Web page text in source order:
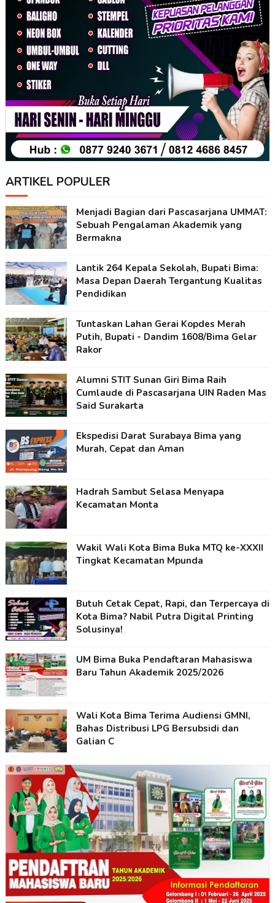
ARTIKEL POPULER
Menjadi Bagian dari Pascasarjana UMMAT:
Sebuah Pengalaman Akademik yang
Bermakna
Lantik 264 Kepala Sekolah, Bupati Bima:
Masa Depan Daerah Tergantung Kualitas
Pendidikan
Tuntaskan Lahan Gerai Kopdes Merah
Putih, Bupati - Dandim 1608/Bima Gelar
Rakor
Alumni STIT Sunan Giri Bima Raih
Cumlaude di Pascasarjana UIN Raden Mas
Said Surakarta
Ekspedisi Darat Surabaya Bima yang
Murah, Cepat dan Aman
Hadrah Sambut Selasa Menyapa
Kecamatan Monta
Wakil Wali Kota Bima Buka MTQ ke-XXXII
Tingkat Kecamatan Mpunda
Butuh Cetak Cepat, Rapi, dan Terpercaya di
Kota Bima? Nabil Putra Digital Printing
Solusinya!
UM Bima Buka Pendaftaran Mahasiswa
Baru Tahun Akademik 2025/2026
Wali Kota Bima Terima Audiensi GMNI,
Bahas Distribusi LPG Bersubsidi dan
Galian C